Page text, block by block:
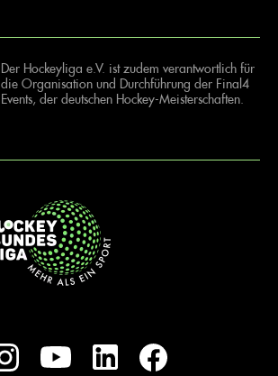
Der Hockeyliga e.V. ist zudem verantwortlich für
die Organisation und Durchführung der Final4
Events, der deutschen Hockey-Meisterschaften.